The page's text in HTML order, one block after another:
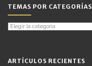
TEMAS POR CATEGORÍAS
Temas
ARTÍCULOS RECIENTES